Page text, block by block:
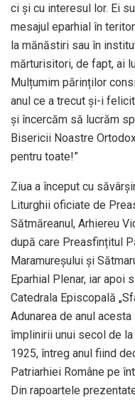
ci și cu interesul lor. Ei
mesajul eparhial în
la mănăstiri sau în
mărturisitori, de fapt, ai
Mulțumim părinților
anul ce a trecut și-i
și încercăm să lucrăm
Bisericii Noastre
pentru toate!”
Ziua a început cu
Liturghii oficiate de
Sătmăreanul, Arhiereu
după care Preasfințitul
Maramureșului și
Eparhial Plenar, iar apoi
Catedrala Episcopală
Adunarea de anul
împlinirii unui secol de
1925, întreg anul fiind
Patriarhiei Române pe
Din rapoartele